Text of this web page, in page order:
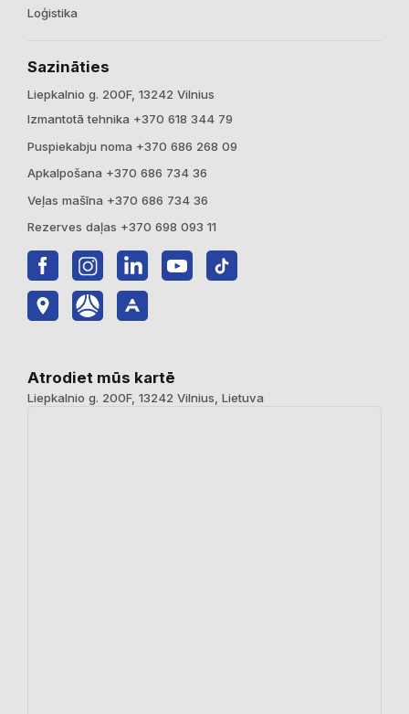
Loģistika
Sazināties
Liepkalnio g. 200F, 13242 Vilnius
Izmantotā tehnika +370 618 344 79
Puspiekabju noma +370 686 268 09
Apkalpošana +370 686 734 36
Veļas mašīna +370 686 734 36
Rezerves daļas +370 698 093 11
Atrodiet mūs kartē
Liepkalnio g. 200F, 13242 Vilnius, Lietuva